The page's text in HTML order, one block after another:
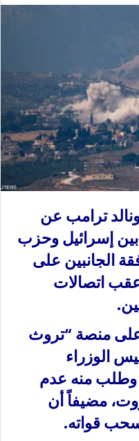
ترامب عن
إسرائيل وحزب
الجانبين على
عقب اتصالات
منصة “تروث
الوزراء
وطلب منه عدم
مضيفاً أن
قواته.